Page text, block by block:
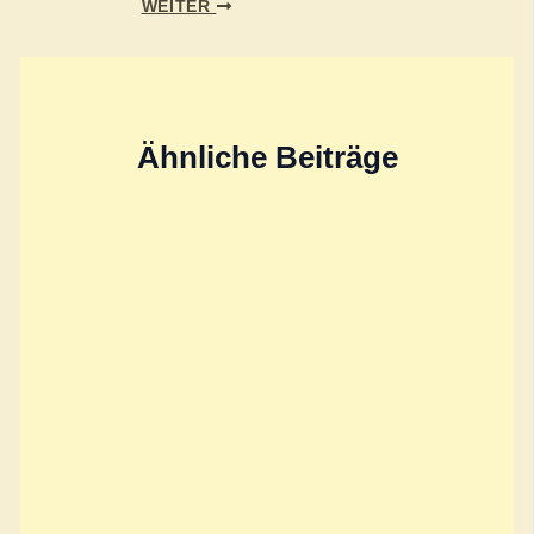
WEITER
Ähnliche Beiträge